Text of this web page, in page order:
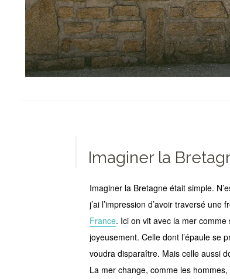
Imaginer la
Imaginer la Bretagne était simple.
j’ai l’impression d’avoir traversé
France. Ici on vit avec la mer
joyeusement. Celle dont l’épaule se
voudra disparaître. Mais celle aussi
La mer change, comme les